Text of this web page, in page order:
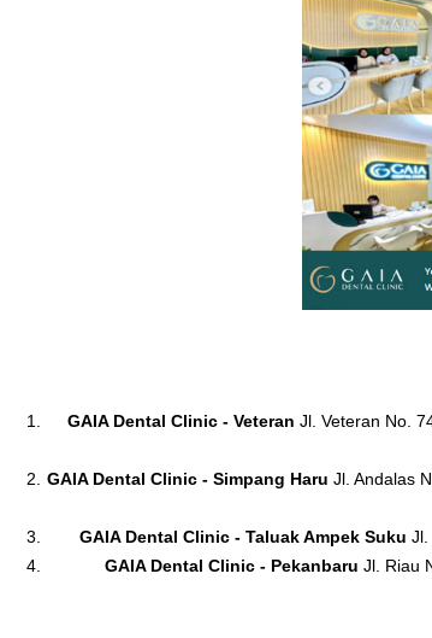
GAIA Dental Clinic - Veteran Jl. Veteran No.
GAIA Dental Clinic - Simpang Haru Jl. Andalas
GAIA Dental Clinic - Taluak Ampek Suku Jl.
GAIA Dental Clinic - Pekanbaru Jl. Riau